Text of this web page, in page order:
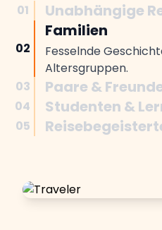
01 Unabhängige
02
Familien
Fesselnde
Altersgruppen.
03
Paare &
04 Studenten &
05